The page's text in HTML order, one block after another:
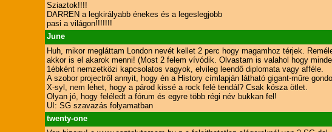
Sziaztok!!!!
DARREN a legkirályabb énekes és a legeslegjobb
pasi a világon!!!!!!!
June
Huh, mikor megláttam London nevét kellet 2 perc hogy magamhoz térjek.
akkor is el akarok menni! (Most 2 felem vívódik. Olvastam is valahol hogy
1ébként nemzetközi kapcsolatos vagyok, elvileg leendő diplomata vagy afféle.
A szobor projectről annyit, hogy én a History címlapján látható gigant-műre
X-syl, nem lehet, hogy a párod kissé a rock felé tendál? Csak kósza ötlet.
Olyan jó, hogy feléledt a fórum és egyre több régi név bukkan fel!
UI: SG szavazás folyamatban
twenty-one